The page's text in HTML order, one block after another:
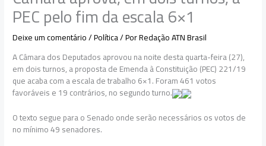
PEC pelo fim da escala 6×1
Deixe um comentário/Política/ PorRedação ATN Brasil
A Câmara dos Deputados aprovou na noite desta quarta-feira (27),
em dois turnos, a proposta de Emenda à Constituição (PEC) 221/19
que acaba com a escala de trabalho 6×1. Foram 461 votos
favoráveis e 19 contrários, no segundo turno.
O texto segue para o Senado onde serão necessários os votos de
no mínimo 49 senadores.